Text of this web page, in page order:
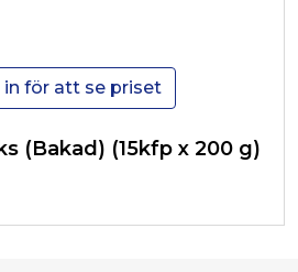
in för att se priset
(Bakad) (15kfp x 200 g)